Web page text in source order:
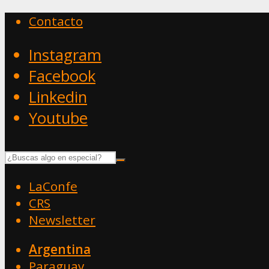
Contacto
Instagram
Facebook
Linkedin
Youtube
LaConfe
CRS
Newsletter
Argentina